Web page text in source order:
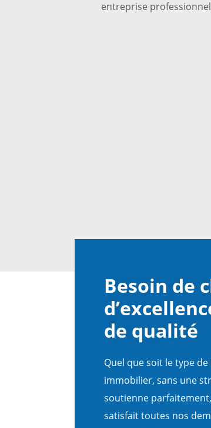
entreprise
Besoin de
de qualité
Quel que soit le type
immobilier, sans une
soutienne
satisfait toutes nos